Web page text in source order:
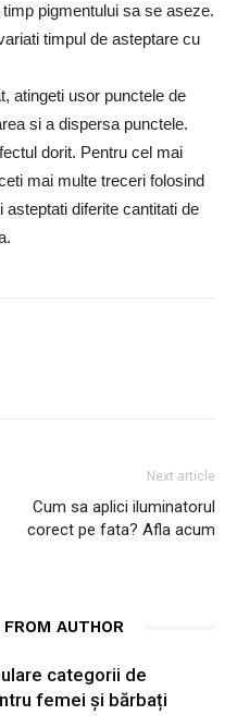
pigmentului sa se aseze.
timpul de asteptare cu
atingeti usor punctele de
si a dispersa punctele.
dorit. Pentru cel mai
mai multe treceri folosind
diferite cantitati de
Next article
Cum sa aplici iluminatorul
corect pe fata? Afla acum
FROM AUTHOR
categorii de
femei și bărbați